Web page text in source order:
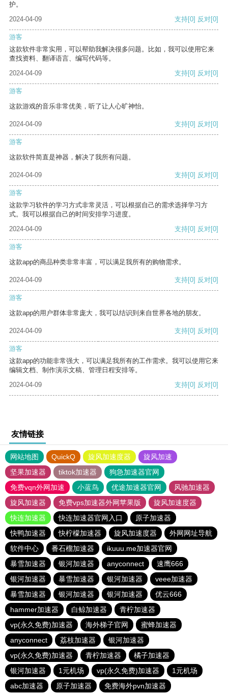
护。
2024-04-09
支持[0] 反对[0]
游客
这款软件非常实用，可以帮助我解决很多问题。比如，我可以使用它来
查找资料、翻译语言、编写代码等。
2024-04-09
支持[0] 反对[0]
游客
这款游戏的音乐非常优美，听了让人心旷神怡。
2024-04-09 支持[0] 反对[0]
游客
这款软件简直是神器，解决了我所有问题。
2024-04-09 支持[0] 反对[0]
游客
这款学习软件的学习方式非常灵活，可以根据自己的需求选择学习方
式。我可以根据自己的时间安排学习进度。
2024-04-09
支持[0] 反对[0]
游客
这款app的商品种类非常丰富，可以满足我所有的购物需求。
2024-04-09 支持[0] 反对[0]
游客
这款app的用户群体非常庞大，我可以结识到来自世界各地的朋友。
2024-04-09 支持[0] 反对[0]
游客
这款app的功能非常强大，可以满足我所有的工作需求。我可以使用它来
编辑文档、制作演示文稿、管理日程安排等。
2024-04-09
支持[0] 反对[0]
友情链接
网站地图 QuickQ 旋风加速度器
旋风加速
坚果加速器
tiktok加速器
狗急加速器官网
免费vqn外网加速
小蓝鸟 优途加速器官网
风驰加速器
旋风加速器
免费vps加速器外网苹果版
旋风加速度器
快连加速器
快连加速器官网入口
原子加速器
快鸭加速器
快柠檬加速器 旋风加速度器
外网网址导航
软件中心
番石榴加速器
ikuuu.me加速器官网
暴雪加速器
银河加速器 anyconnect
速鹰666
银河加速器
暴雪加速器 银河加速器
veee加速器
暴雪加速器
银河加速器 银河加速器
优云666
hammer加速器
白鲸加速器
青柠加速器
vp(永久免费)加速器
海外梯子官网
蜜蜂加速器
anyconnect
荔枝加速器
银河加速器
vp(永久免费)加速器
青柠加速器
橘子加速器
银河加速器
1元机场 vp(永久免费)加速器
1元机场
abc加速器
原子加速器 免费海外pvn加速器